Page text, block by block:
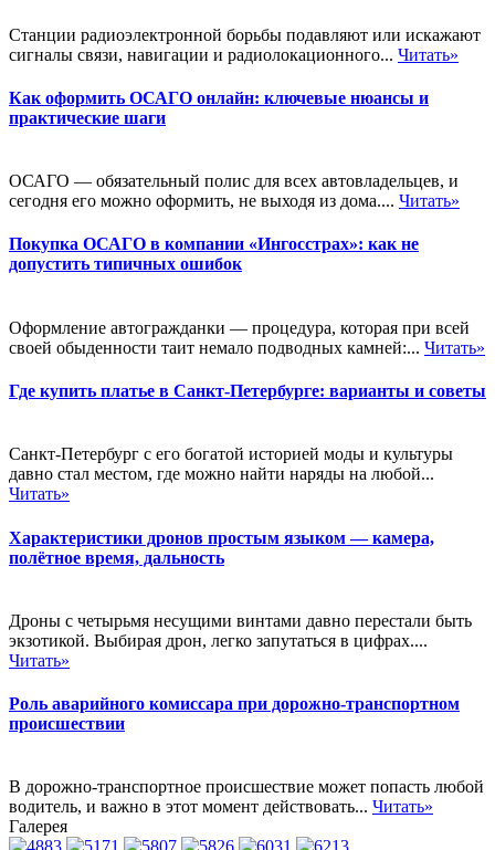
Станции радиоэлектронной борьбы подавляют или искажают
сигналы связи, навигации и радиолокационного... Читать»
Как оформить ОСАГО онлайн: ключевые нюансы и
практические шаги
ОСАГО — обязательный полис для всех автовладельцев, и
сегодня его можно оформить, не выходя из дома.... Читать»
Покупка ОСАГО в компании «Ингосстрах»: как не
допустить типичных ошибок
Оформление автогражданки — процедура, которая при всей
своей обыденности таит немало подводных камней:... Читать»
Где купить платье в Санкт-Петербурге: варианты и советы
Санкт-Петербург с его богатой историей моды и культуры
давно стал местом, где можно найти наряды на любой...
Читать»
Характеристики дронов простым языком — камера,
полётное время, дальность
Дроны с четырьмя несущими винтами давно перестали быть
экзотикой. Выбирая дрон, легко запутаться в цифрах....
Читать»
Роль аварийного комиссара при дорожно-транспортном
происшествии
В дорожно-транспортное происшествие может попасть любой
водитель, и важно в этот момент действовать... Читать»
Галерея